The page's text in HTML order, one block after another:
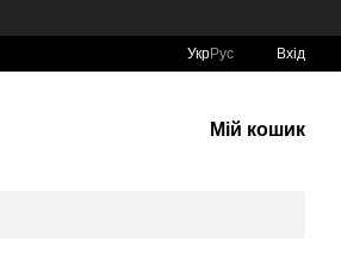
УкрРус Вхід
Мій кошик